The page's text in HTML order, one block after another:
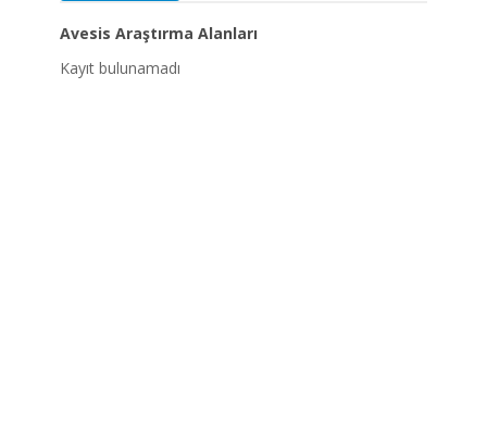
Avesis Araştırma Alanları
Kayıt bulunamadı